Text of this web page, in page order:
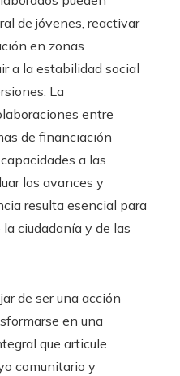
de jóvenes, reactivar
en zonas
a la estabilidad social
La
entre
de financiación
a las
los avances y
resulta esencial para
ciudadanía y de las
de ser una acción
en una
que articule
comunitario y